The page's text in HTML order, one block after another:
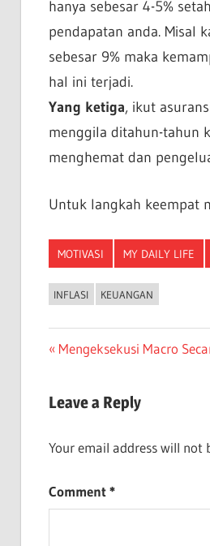
hanya sebesar 4-5%
pendapatan anda. Misal
sebesar 9% maka
hal ini terjadi.
Yang ketiga, ikut
menggila ditahun-tahun
menghemat dan
Untuk langkah keempat
MOTIVASI MY DAILY LIFE
INFLASI KEUANGAN
Post
Previous
Mengeksekusi Macro
Leave a Reply
Your email address will not
Comment*